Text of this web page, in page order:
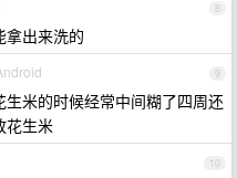
8
拿出来洗的
9
米的时候经常中间糊了四周还
花生米
10